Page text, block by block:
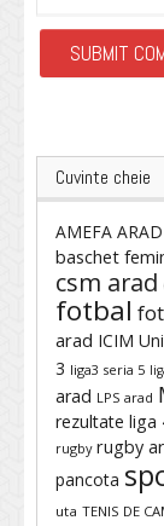
Cuvinte cheie
AMEFA ARAD
baschet
csm arad
fotbal
arad ICIM
3 liga3 seria 5
arad LPS arad
rezultate liga
rugby rugby
pancota
uta TENIS DE